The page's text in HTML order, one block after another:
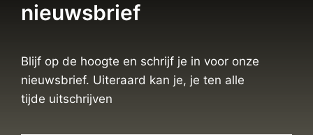
nieuwsbrief
Blijf op de hoogte en schrijf je in voor onze
nieuwsbrief. Uiteraard kan je, je ten alle
tijde uitschrijven